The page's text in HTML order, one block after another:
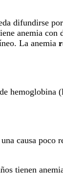
difundirse
anemia con
La anemia
hemoglobina
causa poco
tienen